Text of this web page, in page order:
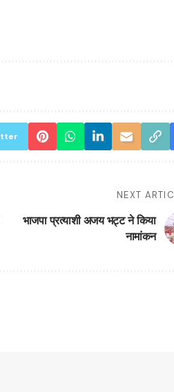
NEXT
भाजपा प्रत्याशी अजय भट्ट ने किया
नामांकन